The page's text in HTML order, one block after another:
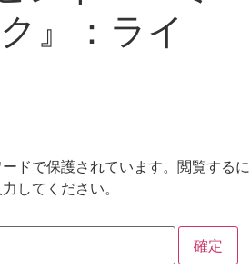
』：ライ
ドで保護されています。閲覧するに
してください。